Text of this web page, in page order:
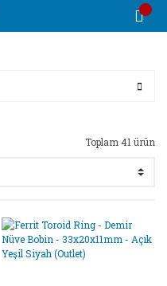
Toplam 41 ürün